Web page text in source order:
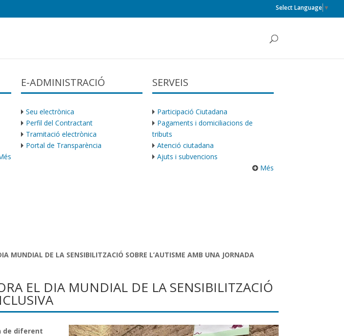
Select Language ▼
E-ADMINISTRACIÓ
Seu electrònica
Perfil del Contractant
Tramitació electrònica
Portal de Transparència
SERVEIS
Participació Ciutadana
Pagaments i domiciliacions de
tributs
Atenció ciutadana
Ajuts i subvencions
Més
MUNDIAL DE LA SENSIBILITZACIÓ SOBRE L’AUTISME AMB UNA JORNADA
EL DIA MUNDIAL DE LA SENSIBILITZACIÓ
de diferent